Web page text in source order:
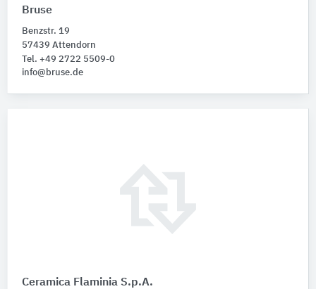
Bruse
Benzstr. 19
57439 Attendorn
Tel. +49 2722 5509-0
info@bruse.de
Ceramica Flaminia S.p.A.